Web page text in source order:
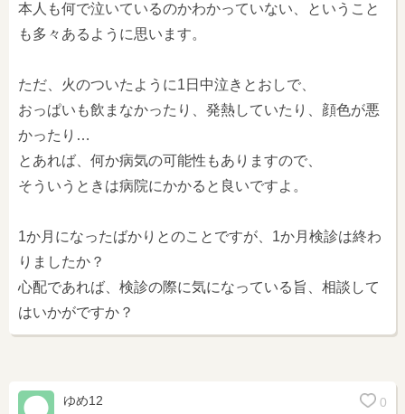
本人も何で泣いているのかわかっていない、ということ
も多々あるように思います。
ただ、火のついたように1日中泣きとおしで、
おっぱいも飲まなかったり、発熱していたり、顔色が悪
かったり…
とあれば、何か病気の可能性もありますので、
そういうときは病院にかかると良いですよ。
1か月になったばかりとのことですが、1か月検診は終わ
りましたか？
心配であれば、検診の際に気になっている旨、相談して
はいかがですか？
ゆめ12 0